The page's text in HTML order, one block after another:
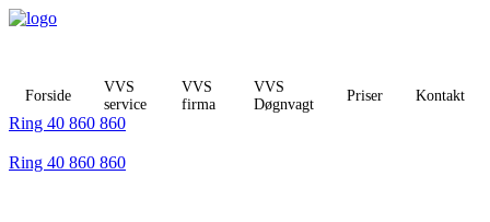
Videre
Forside
VVS
service
VVS
firma
VVS
Døgnvagt
Priser Kontakt
Ring 40 860 860
Ring 40 860 860